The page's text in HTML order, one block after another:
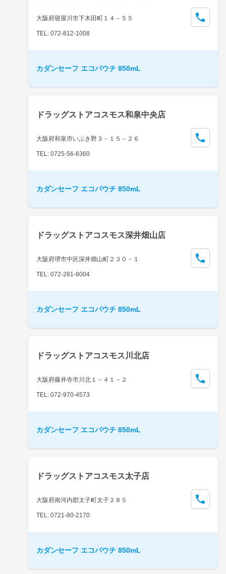
大阪府寝屋川市下木田町１４－５５
TEL: 072-812-1008
カダンセーフ エコパウチ 850mL
ドラッグストアコスモス和泉中央店
大阪府和泉市いぶき野３－１５－２６
TEL: 0725-56-6360
カダンセーフ エコパウチ 850mL
ドラッグストアコスモス深井畑山店
大阪府堺市中区深井畑山町２３０－１
TEL: 072-281-8004
カダンセーフ エコパウチ 850mL
ドラッグストアコスモス川北店
大阪府藤井寺市川北１－４１－２
TEL: 072-970-4573
カダンセーフ エコパウチ 850mL
ドラッグストアコスモス太子店
大阪府南河内郡太子町太子２８５
TEL: 0721-80-2170
カダンセーフ エコパウチ 850mL